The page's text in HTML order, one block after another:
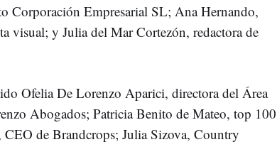
Corporación Empresarial SL; Ana Hernando,
visual; y Julia del Mar Cortezón, redactora de
Ofelia De Lorenzo Aparici, directora del Área
Abogados; Patricia Benito de Mateo, top 100
de Brandcrops; Julia Sizova, Country